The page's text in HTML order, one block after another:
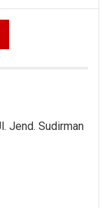
Jend. Sudirman